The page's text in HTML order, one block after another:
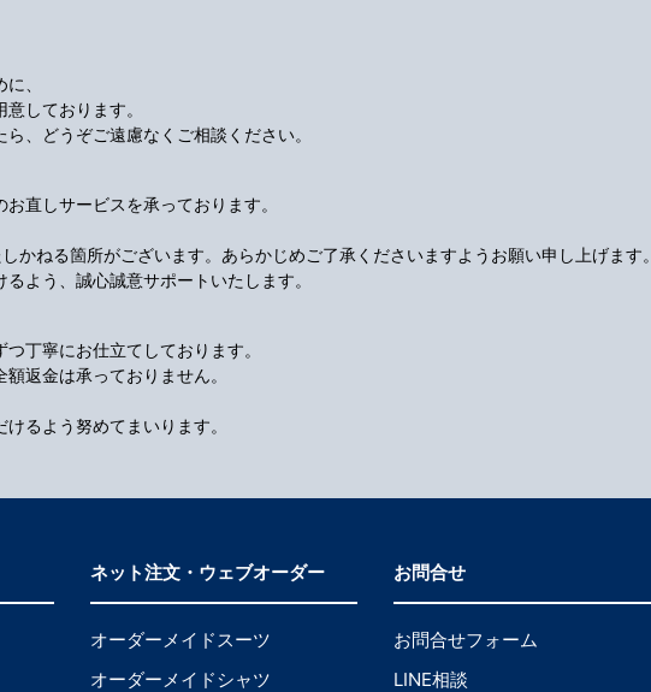
、
しております。
、どうぞご遠慮なくご相談ください。
直しサービスを承っております。
ねる箇所がございます。あらかじめご了承くださいますようお願い申し上げます。
よう、誠心誠意サポートいたします。
丁寧にお仕立てしております。
返金は承っておりません。
るよう努めてまいります。
ネット注文・ウェブオーダー
オーダーメイドスーツ
オーダーメイドシャツ
お問合せ
お問合せフォーム
LINE相談